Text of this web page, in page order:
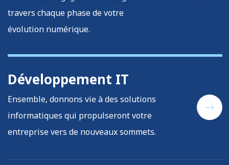
travers chaque phase de votre
évolution numérique.
Développement IT
Ensemble, donnons vie à des solutions
informatiques qui propulseront votre
entreprise vers de nouveaux sommets.